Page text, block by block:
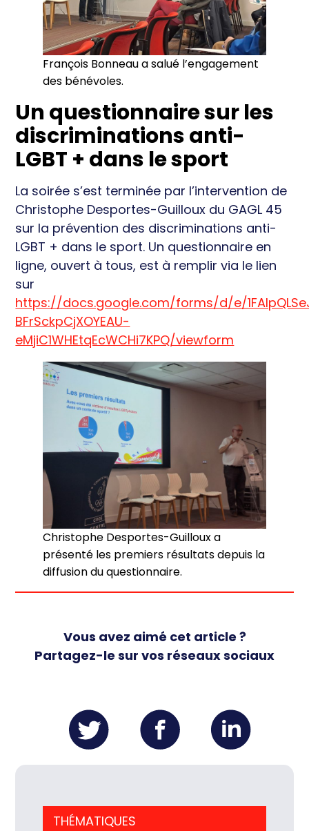
François Bonneau a salué l’engagement
des bénévoles.
Un questionnaire sur les
discriminations anti-
LGBT + dans le sport
La soirée s’est terminée par l’intervention de
Christophe Desportes-Guilloux du GAGL 45
sur la prévention des discriminations anti-
LGBT + dans le sport. Un questionnaire en
ligne, ouvert à tous, est à remplir via le lien
sur
https://docs.google.com/forms/d/e/
BFrSckpCjXOYEAU-
eMjiC1WHEtqEcWCHi7KPQ/viewform
Christophe Desportes-Guilloux a
présenté les premiers résultats depuis la
diffusion du questionnaire.
Vous avez aimé cet article ?
Partagez-le sur vos réseaux sociaux
THÉMATIQUES